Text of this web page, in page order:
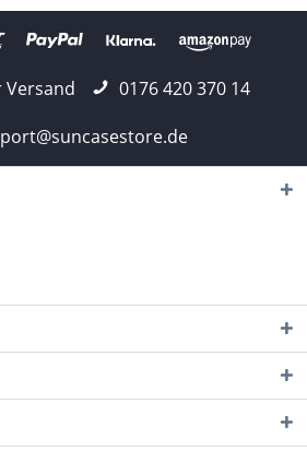
Versand
0176 420 370 14